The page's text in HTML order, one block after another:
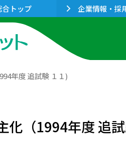
合トップ 企業情報・採
年度 追試験 １１)
（1994年度 追